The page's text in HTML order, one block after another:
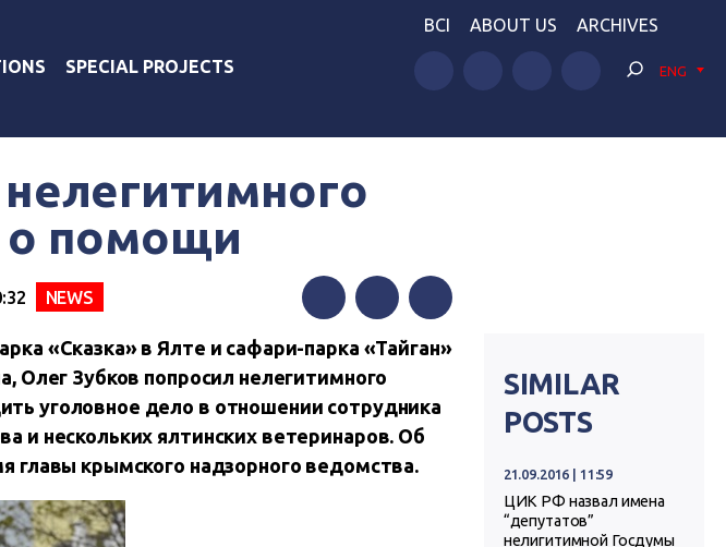
SPECIAL PROJECTS
BCI ABOUT US ARCHIVES
ENG
о помощи
NEWS
FacebookTwitterTelegram
«Сказка» в Ялте и сафари-парка «Тайган»
Олег Зубков попросил нелегитимного
уголовное дело в отношении сотрудника
и нескольких ялтинских ветеринаров. Об
главы крымского надзорного ведомства.
SIMILAR
POSTS
21.09.2016 | 11:59
ЦИК РФ назвал имена
“депутатов”
нелигитимной Госдумы